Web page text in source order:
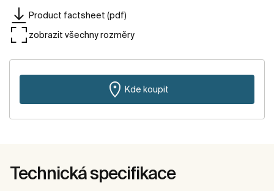
Product factsheet (pdf)
zobrazit všechny rozměry
Kde koupit
Technická specifikace